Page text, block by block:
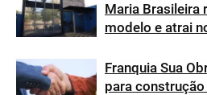
Maria Brasileira
modelo e atrai
Franquia Sua
para construção